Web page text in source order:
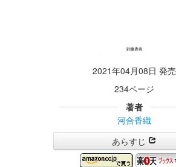
2021年04月08日 発売
234ページ
著者
河合香織
あらすじ